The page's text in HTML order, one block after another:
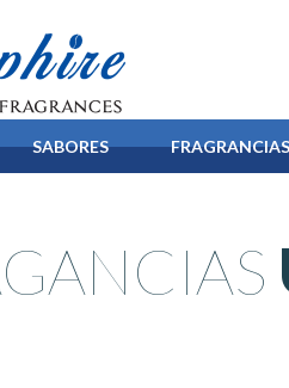
SABORES FRAGRANCIAS